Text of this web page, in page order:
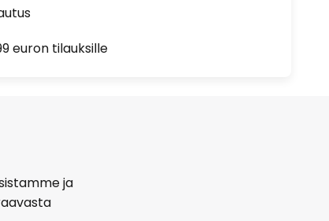
euron tilauksille
ja